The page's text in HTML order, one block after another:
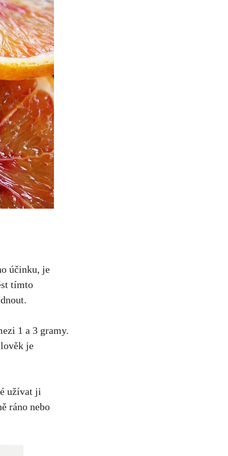
⁣účinku, je
tímto
1 a 3 gramy.
je
užívat ​ji
ráno nebo